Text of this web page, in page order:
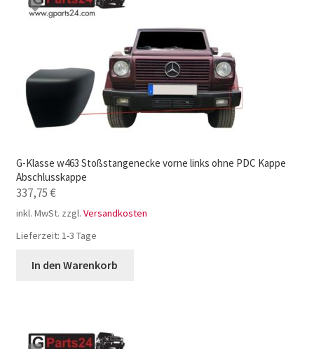
G-Klasse w463 Stoßstangenecke vorne links ohne PDC Kappe
Abschlusskappe
337,75€
inkl. MwSt. zzgl. Versandkosten
Lieferzeit: 1-3 Tage
In den Warenkorb